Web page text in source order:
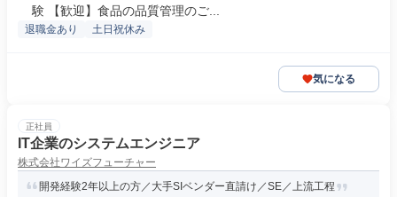
験 【歓迎】食品の品質管理のご...
退職金あり 土日祝休み
気になる
正社員
IT企業のシステムエンジニア
株式会社ワイズフューチャー
開発経験2年以上の方／大手SIベンダー直請け／SE／上流工程